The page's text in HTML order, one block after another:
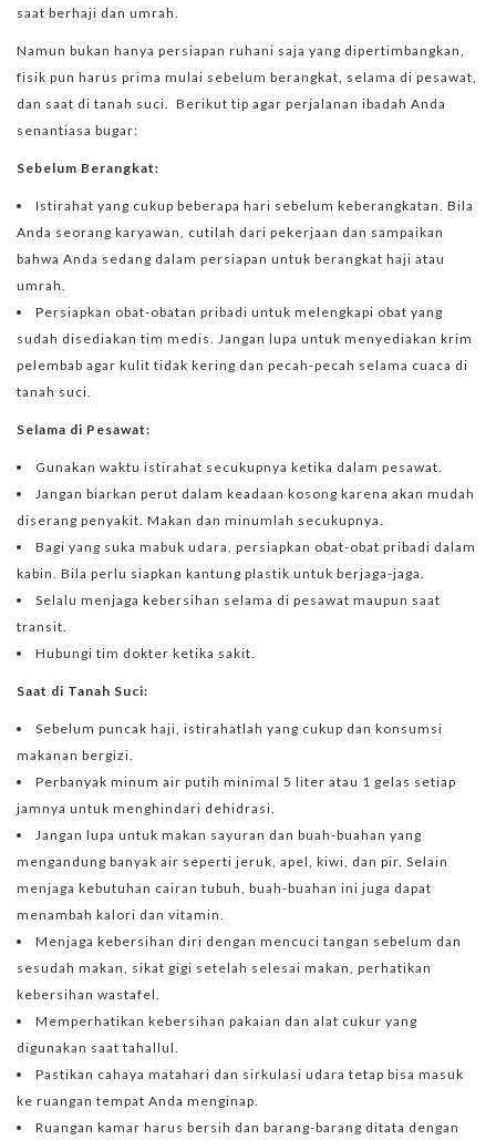
saat berhaji dan umrah.
Namun bukan hanya persiapan ruhani saja yang dipertimbangkan,
fisik pun harus prima mulai sebelum berangkat, selama di pesawat,
dan saat di tanah suci. Berikut tip agar perjalanan ibadah Anda
senantiasa bugar:
Sebelum Berangkat:
Istirahat yang cukup beberapa hari sebelum keberangkatan. Bila
Anda seorang karyawan, cutilah dari pekerjaan dan sampaikan
bahwa Anda sedang dalam persiapan untuk berangkat haji atau
umrah.
Persiapkan obat-obatan pribadi untuk melengkapi obat yang
sudah disediakan tim medis. Jangan lupa untuk menyediakan krim
pelembab agar kulit tidak kering dan pecah-pecah selama cuaca di
tanah suci.
Selama di Pesawat:
Gunakan waktu istirahat secukupnya ketika dalam pesawat.
Jangan biarkan perut dalam keadaan kosong karena akan mudah
diserang penyakit. Makan dan minumlah secukupnya.
Bagi yang suka mabuk udara, persiapkan obat-obat pribadi dalam
kabin. Bila perlu siapkan kantung plastik untuk berjaga-jaga.
Selalu menjaga kebersihan selama di pesawat maupun saat
transit.
Hubungi tim dokter ketika sakit.
Saat di Tanah Suci:
Sebelum puncak haji, istirahatlah yang cukup dan konsumsi
makanan bergizi.
Perbanyak minum air putih minimal 5 liter atau 1 gelas setiap
jamnya untuk menghindari dehidrasi.
Jangan lupa untuk makan sayuran dan buah-buahan yang
mengandung banyak air seperti jeruk, apel, kiwi, dan pir. Selain
menjaga kebutuhan cairan tubuh, buah-buahan ini juga dapat
menambah kalori dan vitamin.
Menjaga kebersihan diri dengan mencuci tangan sebelum dan
sesudah makan, sikat gigi setelah selesai makan, perhatikan
kebersihan wastafel.
Memperhatikan kebersihan pakaian dan alat cukur yang
digunakan saat tahallul.
Pastikan cahaya matahari dan sirkulasi udara tetap bisa masuk
ke ruangan tempat Anda menginap.
Ruangan kamar harus bersih dan barang-barang ditata dengan